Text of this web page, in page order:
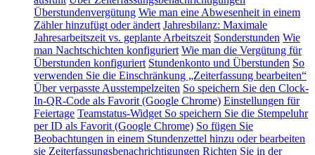
Überstundenvergütung Wie man eine Abwesenheit in einem
Zähler hinzufügt oder ändert Jahresbilanz: Maximale
Jahresarbeitszeit vs. geplante Arbeitszeit Sonderstunden Wie
man Nachtschichten konfiguriert Wie man die Vergütung für
Überstunden konfiguriert Stundenkonto und Überstunden So
verwenden Sie die Einschränkung „Zeiterfassung bearbeiten“
Über verpasste Ausstempelzeiten So speichern Sie den Clock-
In-QR-Code als Favorit (Google Chrome) Einstellungen für
Feiertage Teamstatus-Widget So speichern Sie die Stempeluhr
per ID als Favorit (Google Chrome) So fügen Sie
Beobachtungen in einem Stundenzettel hinzu oder bearbeiten
sie Zeiterfassungsbenachrichtigungen Richten Sie in der